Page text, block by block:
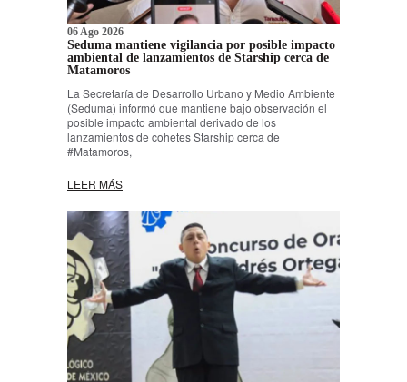
06 Ago 2026
Seduma mantiene vigilancia por posible impacto
ambiental de lanzamientos de Starship cerca de
Matamoros
La Secretaría de Desarrollo Urbano y Medio Ambiente
(Seduma) informó que mantiene bajo observación el
posible impacto ambiental derivado de los
lanzamientos de cohetes Starship cerca de
#Matamoros,
LEER MÁS